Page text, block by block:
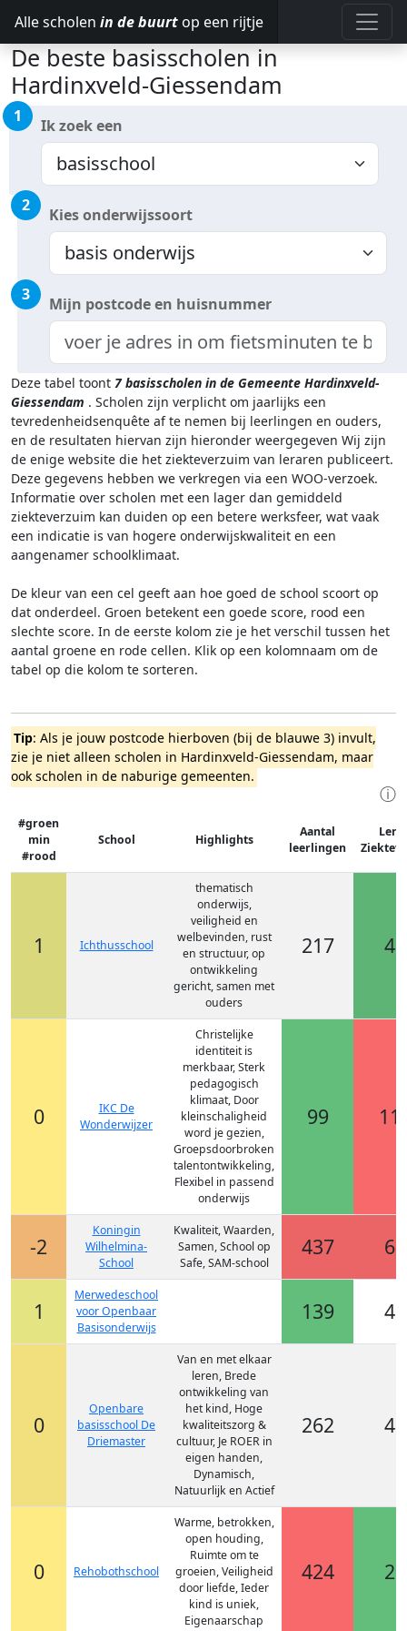
Alle scholen in de buurt op een rijtje
De beste basisscholen in
Hardinxveld-Giessendam
1 Ik zoek een
2 Kies onderwijssoort
3 Mijn postcode en huisnummer
Deze tabel toont 7 basisscholen in de Gemeente Hardinxveld-
Giessendam . Scholen zijn verplicht om jaarlijks een
tevredenheidsenquête af te nemen bij leerlingen en ouders,
en de resultaten hiervan zijn hieronder weergegeven Wij zijn
de enige website die het ziekteverzuim van leraren publiceert.
Deze gegevens hebben we verkregen via een WOO-verzoek.
Informatie over scholen met een lager dan gemiddeld
ziekteverzuim kan duiden op een betere werksfeer, wat vaak
een indicatie is van hogere onderwijskwaliteit en een
aangenamer schoolklimaat.
De kleur van een cel geeft aan hoe goed de school scoort op
dat onderdeel. Groen betekent een goede score, rood een
slechte score. In de eerste kolom zie je het verschil tussen het
aantal groene en rode cellen. Klik op een kolomnaam om de
tabel op die kolom te sorteren.
Tip: Als je jouw postcode hierboven (bij de blauwe 3) invult,
zie je niet alleen scholen in Hardinxveld-Giessendam, maar
ook scholen in de naburige gemeenten.
ⓘ
#groen
min
#rood
School Highlights
Aantal
leerlingen
1 Ichthusschool
thematisch
onderwijs,
veiligheid en
welbevinden, rust
en structuur, op
ontwikkeling
gericht, samen met
ouders
217 4
0
IKC De
Wonderwijzer
Christelijke
identiteit is
merkbaar, Sterk
pedagogisch
klimaat, Door
kleinschaligheid
word je gezien,
Groepsdoorbroken
talentontwikkeling,
Flexibel in passend
onderwijs
99 11
-2
Koningin
Wilhelmina-
School
Kwaliteit, Waarden,
Samen, School op
Safe, SAM-school
437 6
1
Merwedeschool
voor Openbaar
Basisonderwijs
139 4
0
Openbare
basisschool De
Driemaster
Van en met elkaar
leren, Brede
ontwikkeling van
het kind, Hoge
kwaliteitszorg &
cultuur, Je ROER in
eigen handen,
Dynamisch,
Natuurlijk en Actief
262 4
0 Rehobothschool
Warme, betrokken,
open houding,
Ruimte om te
groeien, Veiligheid
door liefde, Ieder
kind is uniek,
Eigenaarschap
424 2